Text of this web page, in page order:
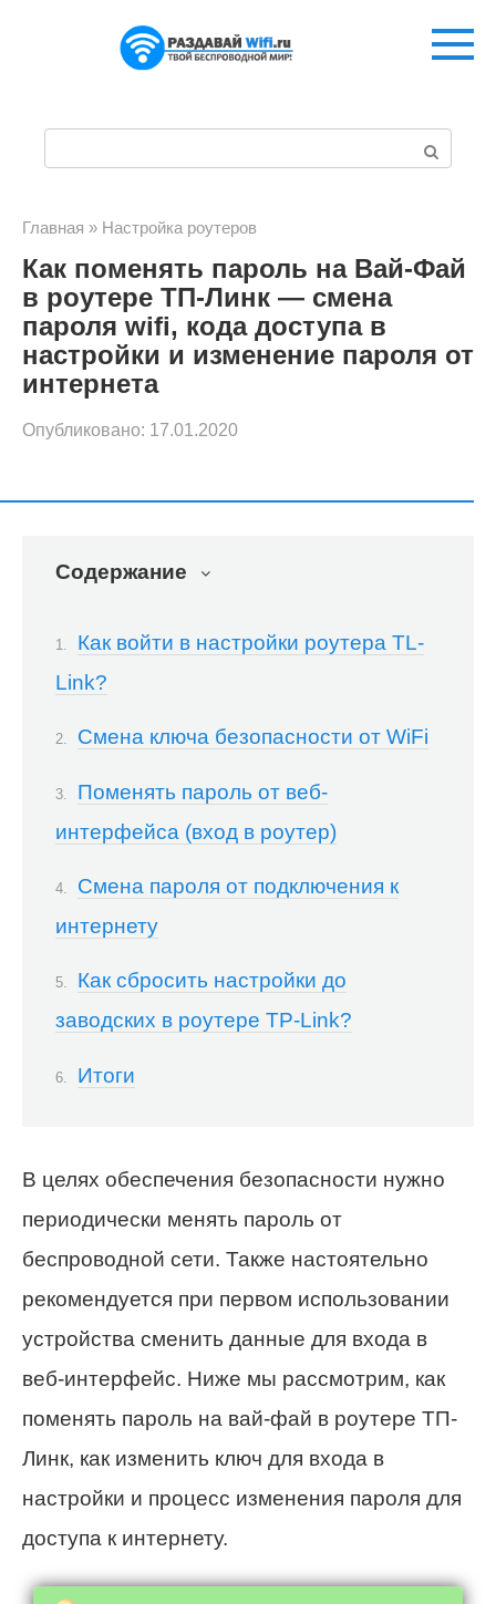
и
с
к
:
Главная » Настройка роутеров
Как поменять пароль на Вай-Фай
в роутере ТП-Линк — смена
пароля wifi, кода доступа в
настройки и изменение пароля от
интернета
Опубликовано: 17.01.2020
Содержание
Как войти в настройки роутера TL-
Link?
Смена ключа безопасности от WiFi
Поменять пароль от веб-
интерфейса (вход в роутер)
Смена пароля от подключения к
интернету
Как сбросить настройки до
заводских в роутере TP-Link?
Итоги
В целях обеспечения безопасности нужно
периодически менять пароль от
беспроводной сети. Также настоятельно
рекомендуется при первом использовании
устройства сменить данные для входа в
веб-интерфейс. Ниже мы рассмотрим, как
поменять пароль на вай-фай в роутере ТП-
Линк, как изменить ключ для входа в
настройки и процесс изменения пароля для
доступа к интернету.